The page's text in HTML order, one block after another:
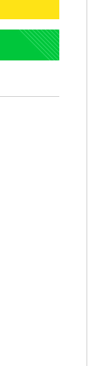
훈련 직접 해봤습니
버 '완벽 소화'
우·국가대표 병행하더
제로 속도내는 K-제약